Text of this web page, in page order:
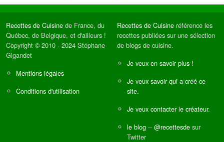
Recettes de Cuisine de France, du
Québec, de Belgique, et d'ailleurs !
Copyright © 2010 - 2024 Stéphane
Gigandet
Mentions légales
Conditions d'utilisation
Recettes de Cuisine référence les
recettes publiées sur une sélection
de blogs de cuisine.
Je veux en savoir plus !
Je veux savoir qui a créé ce
site.
Je veux contacter le créateur.
le blog -- @recettesde sur
Twitter